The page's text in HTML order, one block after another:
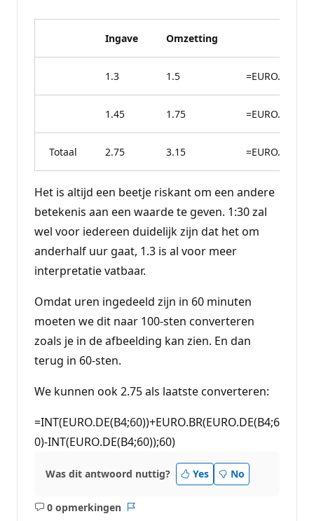
Ingave Omzetting
1.3 1.5
1.45 1.75
Totaal 2.75 3.15
Het is altijd een beetje riskant om een andere
betekenis aan een waarde te geven. 1:30 zal
wel voor iedereen duidelijk zijn dat het om
anderhalf uur gaat, 1.3 is al voor meer
interpretatie vatbaar.
Omdat uren ingedeeld zijn in 60 minuten
moeten we dit naar 100-sten converteren
zoals je in de afbeelding kan zien. En dan
terug in 60-sten.
We kunnen ook 2.75 als laatste converteren:
=INT(EURO.DE(B4;60))+EURO.BR(EURO.DE(B4;6
0)-INT(EURO.DE(B4;60));60)
Was dit antwoord nuttig? Yes No
0 opmerkingen
Geen